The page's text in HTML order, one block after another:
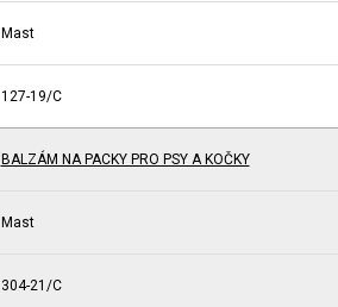
Mast
127-19/C
BALZÁM NA PACKY PRO PSY A KOČKY
Mast
304-21/C